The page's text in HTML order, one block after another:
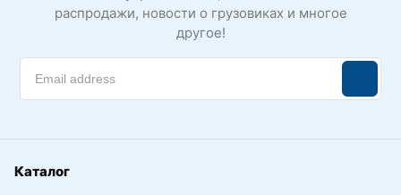
распродажи, новости о грузовиках и многое
другое!
Каталог